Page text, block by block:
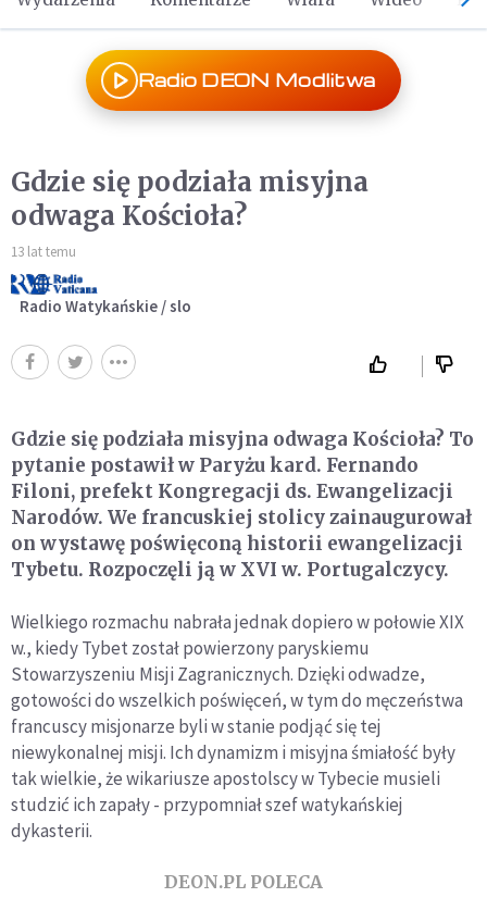
Radio DEON Modlitwa
Gdzie się podziała misyjna
odwaga Kościoła?
13 lat temu
Radio Watykańskie / slo
Gdzie się podziała misyjna odwaga Kościoła? To
pytanie postawił w Paryżu kard. Fernando
Filoni, prefekt Kongregacji ds. Ewangelizacji
Narodów. We francuskiej stolicy zainaugurował
on wystawę poświęconą historii ewangelizacji
Tybetu. Rozpoczęli ją w XVI w. Portugalczycy.
Wielkiego rozmachu nabrała jednak dopiero w połowie XIX
w., kiedy Tybet został powierzony paryskiemu
Stowarzyszeniu Misji Zagranicznych. Dzięki odwadze,
gotowości do wszelkich poświęceń, w tym do męczeństwa
francuscy misjonarze byli w stanie podjąć się tej
niewykonalnej misji. Ich dynamizm i misyjna śmiałość były
tak wielkie, że wikariusze apostolscy w Tybecie musieli
studzić ich zapały - przypomniał szef watykańskiej
dykasterii.
DEON.PL POLECA